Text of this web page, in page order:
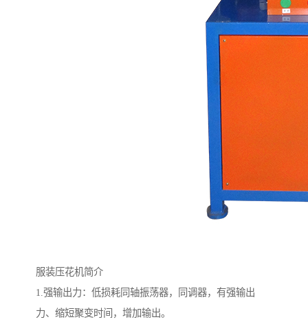
服装压花机简介
1.强输出力：低损耗同轴振荡器，同调器，有强输出
力、缩短聚变时间，增加输出。